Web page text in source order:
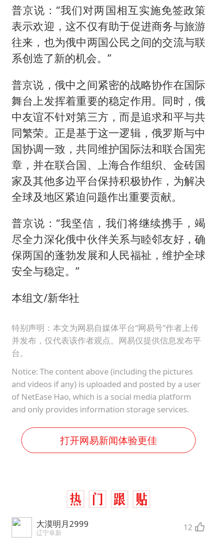
普京说：“我们对两国相互实施免签政策
表示欢迎，这不仅有助于促进商务与旅游
往来，也为俄中两国公民之间的交流与联
系创造了新的机会。”
普京说，俄中之间紧密的战略协作在国际
舞台上发挥着重要的稳定作用。同时，俄
中友谊不针对第三方，而是追求和平与共
同繁荣。正是基于这一逻辑，俄罗斯与中
国协调一致，共同维护国际法和联合国宪
章，并在联合国、上海合作组织、金砖国
家及其他多边平台保持积极协作，为解决
全球及地区紧迫问题作出重要贡献。
普京说：“我坚信，我们将继续携手，竭
尽全力深化俄中伙伴关系与睦邻友好，确
保两国的蓬勃发展和人民福祉，维护全球
安全与稳定。”
本组文/新华社
特别声明：本文为网易自媒体平台“网易号”作者上传
并发布，仅代表该作者观点。网易仅提供信息发布平
台。
Notice: The content above (including the pictures
and videos if any) is uploaded and posted by a user
of NetEase Hao, which is a social media platform
and only provides information storage services.
打开网易新闻体验更佳
大漠明月2999
辽宁阜新 12